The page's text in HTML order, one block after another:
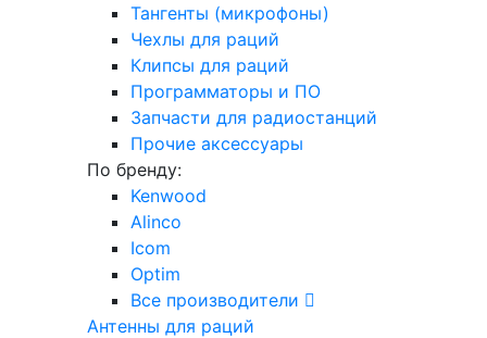
Тангенты (микрофоны)
Чехлы для раций
Клипсы для раций
Программаторы и ПО
Запчасти для радиостанций
Прочие аксессуары
По бренду:
Kenwood
Alinco
Icom
Optim
Все производители
Антенны для раций